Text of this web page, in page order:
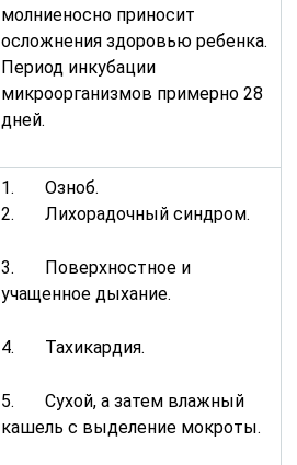
молниеносно приносит
осложнения здоровью ребенка.
Период инкубации
микроорганизмов примерно 28
дней.
1. Озноб.
2. Лихорадочный синдром.
3. Поверхностное и
учащенное дыхание.
4. Тахикардия.
5. Сухой, а затем влажный
кашель с выделение мокроты.